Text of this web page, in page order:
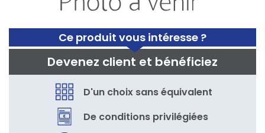
Ce produit vous intéresse ?
Devenez client et bénéficiez
D'un choix sans équivalent
De conditions privilégiées